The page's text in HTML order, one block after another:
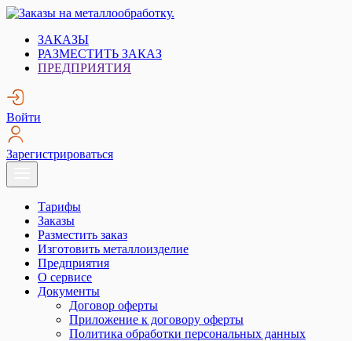
Skip
content
Заказы на металлообработку.
Металлообработка. Открытые заказы на металлообработку.
ЗАКАЗЫ
РАЗМЕСТИТЬ ЗАКАЗ
ПРЕДПРИЯТИЯ
Войти
Зарегистрироваться
Тарифы
Заказы
Разместить заказ
Изготовить металлоизделие
Предприятия
О сервисе
Документы
Договор оферты
Приложение к договору оферты
Политика обработки персональных данных